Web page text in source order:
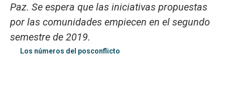
Paz. Se espera que las iniciativas propuestas
por las comunidades empiecen en el segundo
semestre de 2019.
Los números del posconflicto